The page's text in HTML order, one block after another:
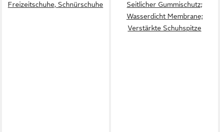
Freizeitschuhe, Schnürschuhe
Seitlicher Gummischutz;
Wasserdicht Membrane;
Verstärkte Schuhspitze